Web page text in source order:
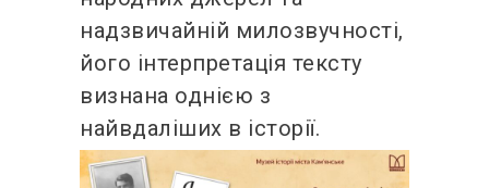
надзвичайній милозвучності,
його інтерпретація тексту
визнана однією з
найвдаліших в історії.